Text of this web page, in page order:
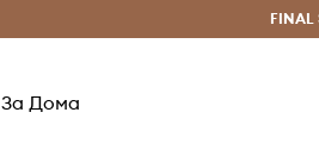
Безплатни доставка и
За Дома